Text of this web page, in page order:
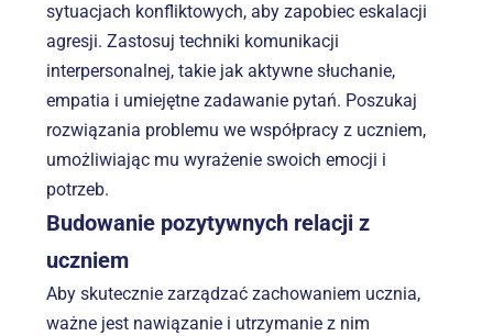
sytuacjach konfliktowych, aby zapobiec eskalacji
agresji. Zastosuj techniki komunikacji
interpersonalnej, takie jak aktywne słuchanie,
empatia i umiejętne zadawanie pytań. Poszukaj
rozwiązania problemu we współpracy z uczniem,
umożliwiając mu wyrażenie swoich emocji i
potrzeb.
Budowanie pozytywnych relacji z
uczniem
Aby skutecznie zarządzać zachowaniem ucznia,
ważne jest nawiązanie i utrzymanie z nim